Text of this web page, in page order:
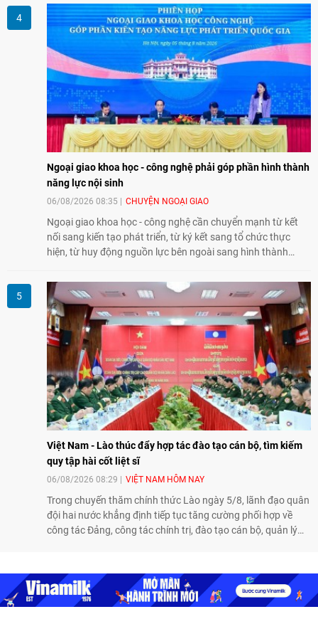
giao lưu nhân dân trong chặng đường nửa thế kỷ quan hệ
song phương.
Ngoại giao khoa học - công nghệ phải góp phần hình thành
năng lực nội sinh
06/08/2026 08:35 CHUYỆN NGOẠI GIAO
Ngoại giao khoa học - công nghệ cần chuyển mạnh từ kết
nối sang kiến tạo phát triển, từ ký kết sang tổ chức thực
hiện, từ huy động nguồn lực bên ngoài sang hình thành
nghệ, đổi mới sáng tạo và chuyển đổi số trở thành động lực
phát triển đất nước.
Việt Nam - Lào thúc đẩy hợp tác đào tạo cán bộ, tìm kiếm
quy tập hài cốt liệt sĩ
06/08/2026 08:29 VIỆT NAM HÔM NAY
Trong chuyến thăm chính thức Lào ngày 5/8, lãnh đạo quân
đội hai nước khẳng định tiếp tục tăng cường phối hợp về
công tác Đảng, công tác chính trị, đào tạo cán bộ, quản lý